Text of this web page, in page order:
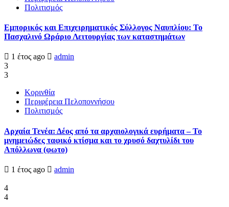
Πολιτισμός
Εμπορικός και Επιχειρηματικός Σύλλογος Ναυπλίου: Το
Πασχαλινό Ωράριο Λειτουργίας των καταστημάτων
1 έτος ago
admin
3
3
Κορινθία
Περιφέρεια Πελοποννήσου
Πολιτισμός
Αρχαία Τενέα: Δέος από τα αρχαιολογικά ευρήματα – Το
μνημειώδες ταφικό κτίσμα και το χρυσό δαχτυλίδι του
Απόλλωνα (φωτο)
1 έτος ago admin
4
4